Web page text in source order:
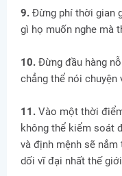
9. Đừng phí thời gian
gì họ muốn nghe mà
10. Đừng đầu hàng
chẳng thể nói
11. Vào một thời
không thể kiểm soát
và định mệnh sẽ
dối vĩ đại nhất thế